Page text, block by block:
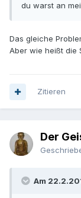
du warst an
Das gleiche
Aber wie heißt die
Zitieren
Der
Am